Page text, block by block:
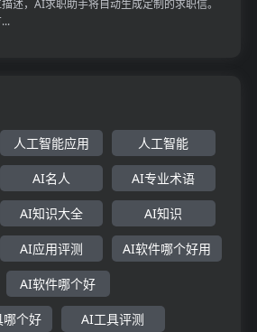
述，AI求职助手将自动生成定制的求职信。
人工智能应用 人工智能
AI名人 AI专业术语
AI知识大全 AI知识
AI应用评测 AI软件哪个好用
AI软件哪个好
个好 AI工具评测